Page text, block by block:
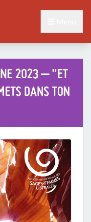
2023 – "ET
DANS TON